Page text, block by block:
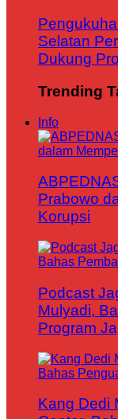
Selatan
Dukung
Trending
Info
Prabowo
Korupsi
Podcast
Mulyadi,
Program
Kang Dedi